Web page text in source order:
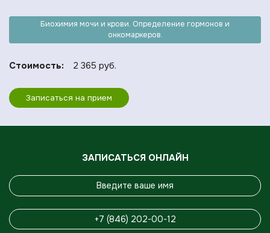
Биохимия мочи и крови. Определение гормонов и
онкомаркеров.
Стоимость: 2 365 руб.
Записаться на прием
ЗАПИСАТЬСЯ ОНЛАЙН